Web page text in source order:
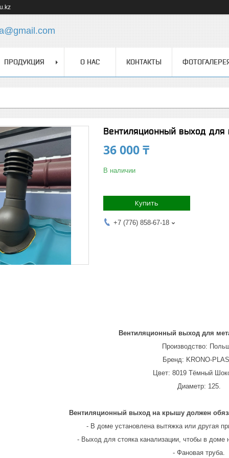
ПРОДУКЦИЯ О НАС КОНТАКТЫ
Вентиляционный выход
36 000 ₸
В наличии
Купить
+7 (776) 858-67-18
Вентиляционный выход для
Производство:
Бренд: KRONO-
Цвет: 8019 Тёмный
Диаметр: 125.
Вентиляционный выход на крышу должен
- В доме установлена вытяжка или другая
- Выход для стояка канализации, чтобы в доме
- Фановая труба.